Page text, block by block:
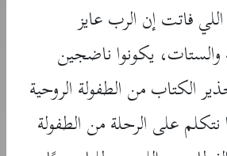
فاتت إن الرب عايز
والستات، يكونوا ناضجين
الكتاب من الطفولة الروحية
على الرحلة من الطفولة